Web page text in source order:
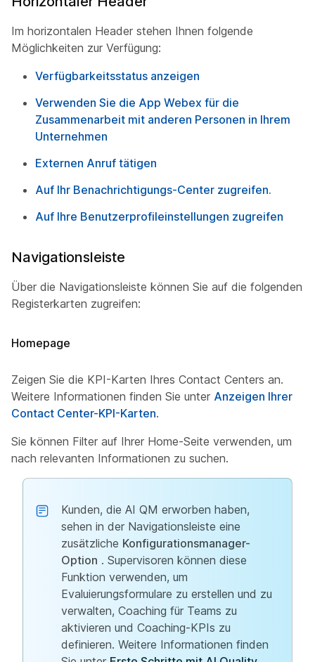
Im horizontalen Header stehen Ihnen folgende
Möglichkeiten zur Verfügung:
Verfügbarkeitsstatus anzeigen
Verwenden Sie die App Webex für die
Zusammenarbeit mit anderen Personen in Ihrem
Unternehmen
Externen Anruf tätigen
Auf Ihr Benachrichtigungs-Center zugreifen.
Auf Ihre Benutzerprofileinstellungen zugreifen
Navigationsleiste
Über die Navigationsleiste können Sie auf die folgenden
Registerkarten zugreifen:
Homepage
Zeigen Sie die KPI-Karten Ihres Contact Centers an.
Weitere Informationen finden Sie unter Anzeigen Ihrer
Contact Center-KPI-Karten.
Sie können Filter auf Ihrer Home-Seite verwenden, um
nach relevanten Informationen zu suchen.
Kunden, die AI QM erworben haben,
sehen in der Navigationsleiste eine
zusätzliche Konfigurationsmanager-
Option . Supervisoren können diese
Funktion verwenden, um
Evaluierungsformulare zu erstellen und zu
verwalten, Coaching für Teams zu
aktivieren und Coaching-KPIs zu
definieren. Weitere Informationen finden